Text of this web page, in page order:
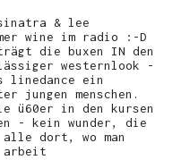
& lee
wine im radio :-D
die buxen IN den
westernlook -
linedance ein
jungen menschen.
ü60er in den kursen
- kein wunder, die
dort, wo man
arbeit